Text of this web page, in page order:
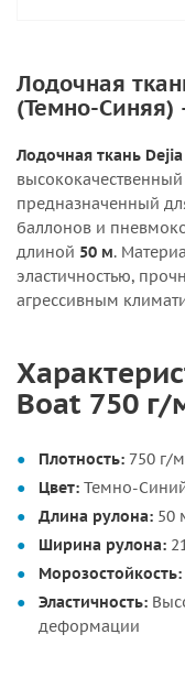
Лодочная
(Темно-Синяя)
Лодочная ткань
предназначенный
баллонов и
длиной 50 м.
эластичностью,
агрессивным
Boat 750 г/
Плотность: 750 г/
Цвет: Темно-
Длина рулона: 50
Ширина рулона:
Морозостойкость:
Эластичность:
деформации